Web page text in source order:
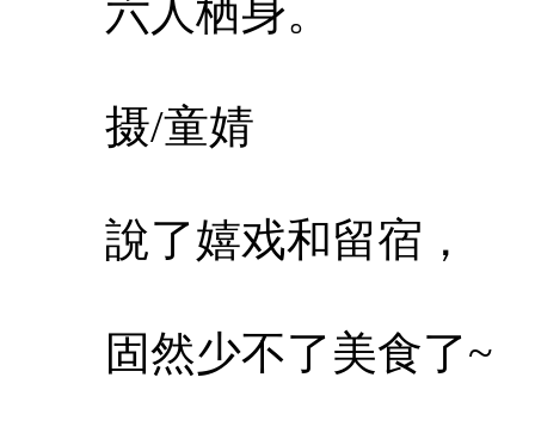
六人栖身。
摄/童婧
說了嬉戏和留宿，
固然少不了美食了~